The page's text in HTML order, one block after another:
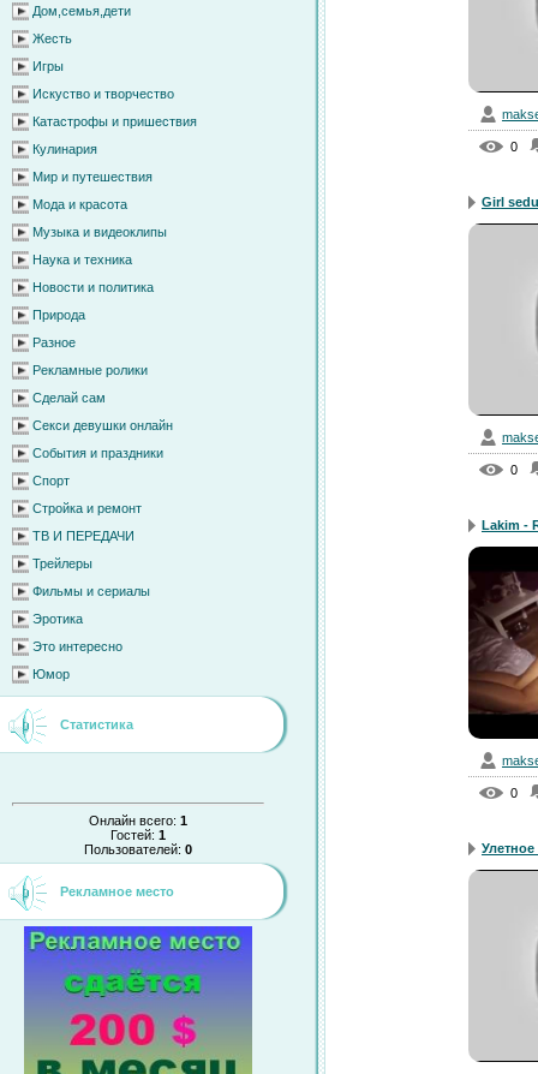
Дом,семья,дети
Жесть
Игры
Искуство и творчество
Катастрофы и пришествия
Кулинария
Мир и путешествия
Мода и красота
Музыка и видеоклипы
Наука и техника
Новости и политика
Природа
Разное
Рекламные ролики
Сделай сам
Секси девушки онлайн
События и праздники
Спорт
Стройка и ремонт
ТВ И ПЕРЕДАЧИ
Трейлеры
Фильмы и сериалы
Эротика
Это интересно
Юмор
Статистика
Онлайн всего: 1
Гостей: 1
Пользователей: 0
Рекламное место
0
Girl
0
Lakim -
0